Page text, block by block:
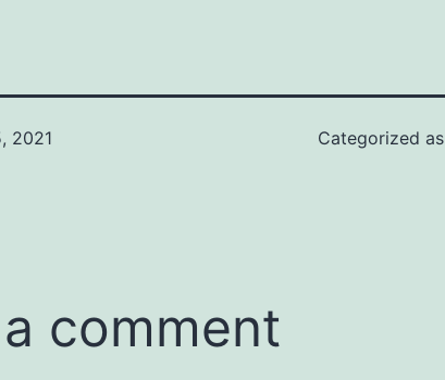
2021
Categorized as
comment